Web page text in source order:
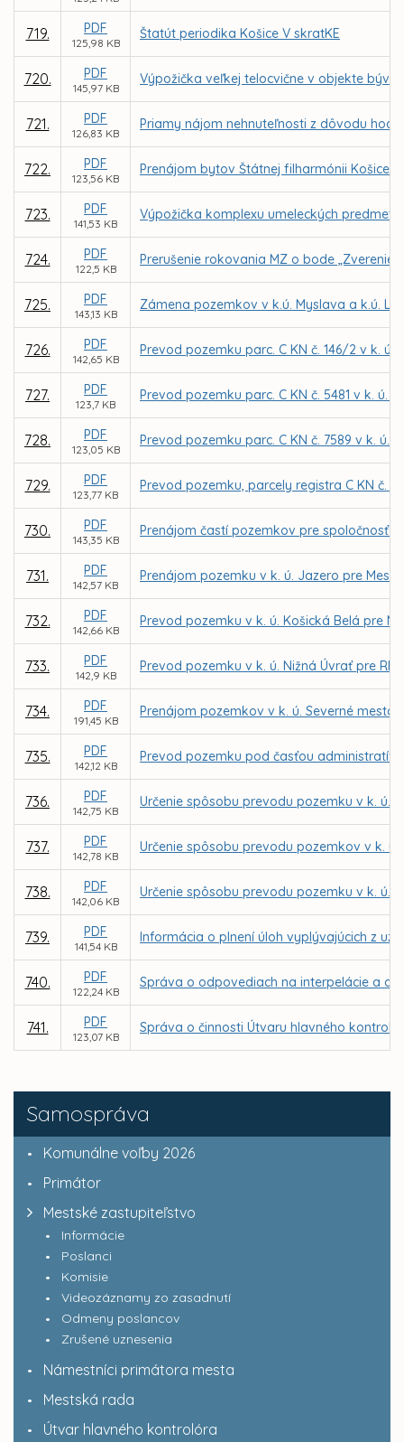
Samospráva
Komunálne voľby 2026
Primátor
Mestské zastupiteľstvo
Informácie
Poslanci
Komisie
Videozáznamy zo zasadnutí
Odmeny poslancov
Zrušené uznesenia
Námestníci primátora mesta
Mestská rada
Útvar hlavného kontrolóra
719. PDF
125,98 KB
Štatút periodika Košice V skratKE
720. PDF
145,97 KB
Výpožička veľkej telocvične v objekte
721. PDF
126,83 KB
Priamy nájom nehnuteľnosti z dôvodu
722. PDF
123,56 KB
Prenájom bytov Štátnej filharmónii Košice
723. PDF
141,53 KB
Výpožička komplexu umeleckých
724. PDF
122,5 KB
Prerušenie rokovania MZ o bode
725. PDF
143,13 KB
Zámena pozemkov v k.ú. Myslava a k.ú.
726. PDF
142,65 KB
Prevod pozemku parc. C KN č. 146/2 v k.
727. PDF
123,7 KB
Prevod pozemku parc. C KN č. 5481 v k.
728. PDF
123,05 KB
Prevod pozemku parc. C KN č. 7589 v k.
729. PDF
123,77 KB
Prevod pozemku, parcely registra C KN č.
730. PDF
143,35 KB
Prenájom častí pozemkov pre spoločnosť
731. PDF
142,57 KB
Prenájom pozemku v k. ú. Jazero pre
732. PDF
142,66 KB
Prevod pozemku v k. ú. Košická Belá pre
733. PDF
142,9 KB
Prevod pozemku v k. ú. Nižná Úvrať pre
734. PDF
191,45 KB
Prenájom pozemkov v k. ú. Severné
735. PDF
142,12 KB
Prevod pozemku pod časťou
736. PDF
142,75 KB
Určenie spôsobu prevodu pozemku v k. ú.
737. PDF
142,78 KB
Určenie spôsobu prevodu pozemkov v k.
738. PDF
142,06 KB
Určenie spôsobu prevodu pozemku v k. ú.
739. PDF
141,54 KB
Informácia o plnení úloh vyplývajúcich z
740. PDF
122,24 KB
Správa o odpovediach na interpelácie a
741. PDF
123,07 KB
Správa o činnosti Útvaru hlavného